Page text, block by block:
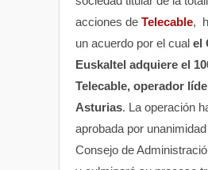
acciones de Telecable,
un acuerdo por el cual el
Euskaltel adquiere el
Telecable, operador
Asturias. La operación
aprobada por
Consejo de